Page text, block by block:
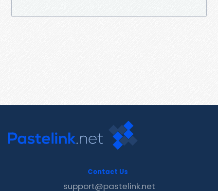
Contact Us
support@pastelink.net